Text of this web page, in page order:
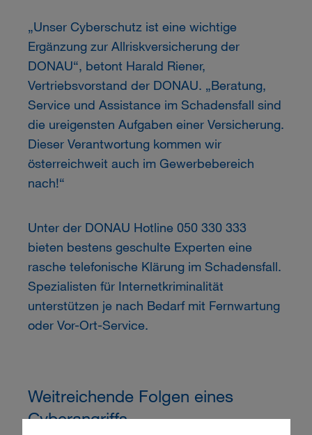
„Unser Cyberschutz ist eine wichtige
Ergänzung zur Allriskversicherung der
DONAU“, betont Harald Riener,
Vertriebsvorstand der DONAU. „Beratung,
Service und Assistance im Schadensfall sind
die ureigensten Aufgaben einer Versicherung.
Dieser Verantwortung kommen wir
österreichweit auch im Gewerbebereich
nach!“
Unter der DONAU Hotline 050 330 333
bieten bestens geschulte Experten eine
rasche telefonische Klärung im Schadensfall.
Spezialisten für Internetkriminalität
unterstützen je nach Bedarf mit Fernwartung
oder Vor-Ort-Service.
Weitreichende Folgen eines
Cyberangriffs